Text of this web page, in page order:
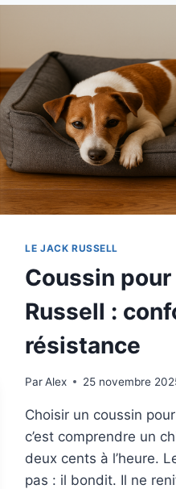
LE JACK RUSSELL
Coussin
Russell :
résistance
Par Alex 25 novembre
Choisir un coussin
c’est comprendre un
deux cents à l’heure.
pas : il bondit. Il ne